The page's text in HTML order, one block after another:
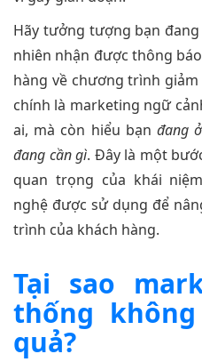
Hãy tưởng tượng bạn
nhiên nhận được thông
hàng về chương trình
chính là marketing ngữ
ai, mà còn hiểu bạnđang
đang cần gì. Đây là một
quan trọng của khái niệm
nghệ được sử dụng để
trình của khách hàng.
Tại sao
thống
quả?